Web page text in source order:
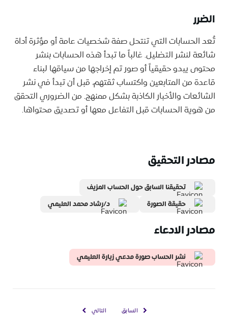
الضرر
تُعد الحسابات التي تنتحل صفة شخصيات عامة أو مؤثرة أداة
شائعة لنشر التضليل. غالباً ما تبدأ هذه الحسابات بنشر
محتوى يبدو حقيقياً أو صور تم إخراجها من سياقها لبناء
قاعدة من المتابعين واكتساب ثقتهم، قبل أن تبدأ في نشر
الشائعات والأخبار الكاذبة بشكل ممنهج. من الضروري التحقق
من هوية الحسابات قبل التفاعل معها أو تصديق محتواها.
مصادر التحقيق
تحقيقنا السابق حول الحساب المزيف
حقيقة الصورة
د/رشاد محمد العليمي
مصادر الادعاء
نشر الحساب صورة مدعي زيارة العليمي
السابق التالي